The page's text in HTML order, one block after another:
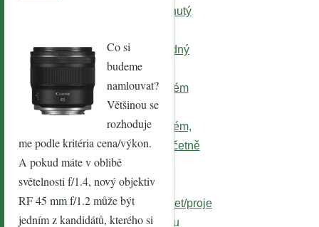
Co si
budeme
namlouvat?
Většinou se
rozhoduje
me podle kritéria cena/výkon.
A pokud máte v oblibě
světelnosti f/1.4, nový objektiv
RF 45 mm f/1.2 může být
jedním z kandidátů, kterého si
možná je jen zaseknutý
Že by tady nebyl žádný
Zdravím,
mám podobný problém
Zdravím,
mám podobný problém,
Téměř jako malba včetně
já jsem tuhně něco
takového
https://sourceforge.net/proje
Oceňuji fotografickou